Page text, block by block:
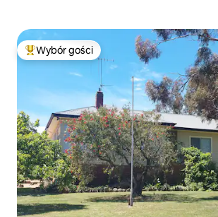
Najpopularniejsze z kategorii Wybór gości
Wybór gości